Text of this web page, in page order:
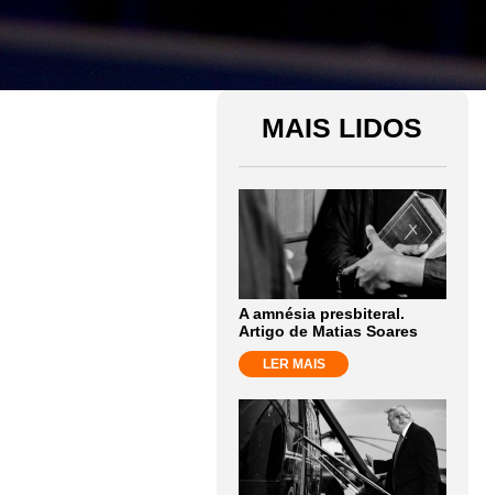
MAIS LIDOS
A amnésia presbiteral.
Artigo de Matias Soares
LER MAIS